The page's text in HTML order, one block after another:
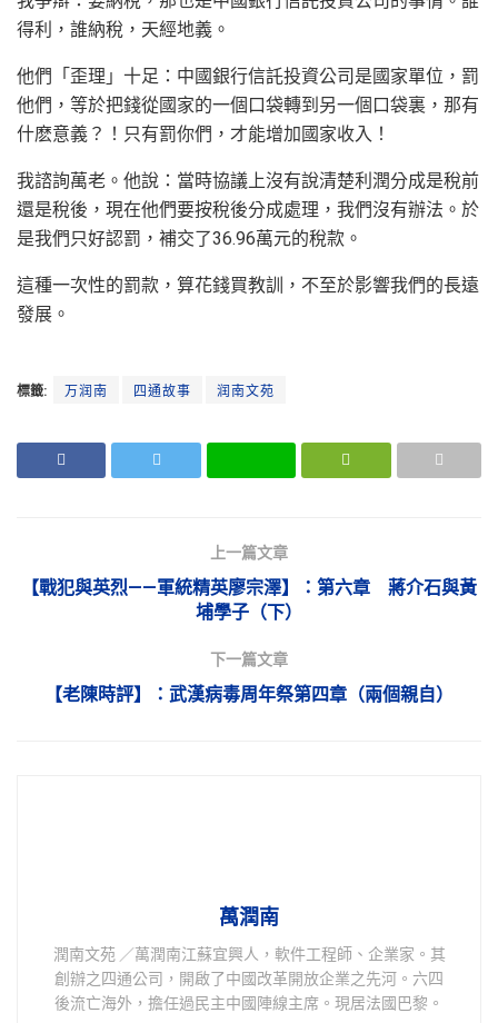
得利，誰納稅，天經地義。
他們「歪理」十足：中國銀行信託投資公司是國家單位，罰
他們，等於把錢從國家的一個口袋轉到另一個口袋裏，那有
什麽意義？！只有罰你們，才能增加國家收入！
我諮詢萬老。他說：當時協議上沒有說清楚利潤分成是稅前
還是稅後，現在他們要按稅後分成處理，我們沒有辦法。於
是我們只好認罰，補交了36.96萬元的稅款。
這種一次性的罰款，算花錢買教訓，不至於影響我們的長遠
發展。
標籤: 万润南 四通故事 润南文苑
上一篇文章
【戰犯與英烈——軍統精英廖宗澤】：第六章 蔣介石與黃
埔學子（下）
下一篇文章
【老陳時評】：武漢病毒周年祭第四章（兩個親自）
萬潤南
潤南文苑 ／萬潤南江蘇宜興人，軟件工程師、企業家。其
創辦之四通公司，開啟了中國改革開放企業之先河。六四
後流亡海外，擔任過民主中國陣線主席。現居法國巴黎。